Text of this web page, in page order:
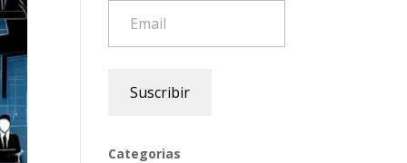
Suscribir
Categorias